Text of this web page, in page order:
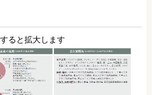
ると拡大します